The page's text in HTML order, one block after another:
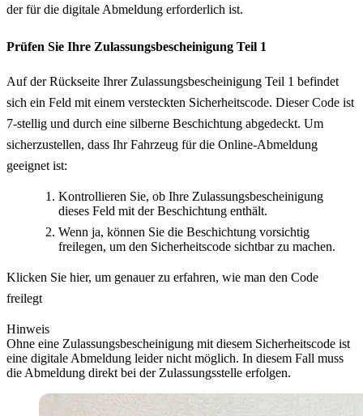
der für die digitale Abmeldung erforderlich ist.
Prüfen Sie Ihre Zulassungsbescheinigung Teil 1
Auf der Rückseite Ihrer Zulassungsbescheinigung Teil 1 befindet
sich ein Feld mit einem versteckten Sicherheitscode. Dieser Code ist
7-stellig und durch eine silberne Beschichtung abgedeckt. Um
sicherzustellen, dass Ihr Fahrzeug für die Online-Abmeldung
geeignet ist:
Kontrollieren Sie, ob Ihre Zulassungsbescheinigung
dieses Feld mit der Beschichtung enthält.
Wenn ja, können Sie die Beschichtung vorsichtig
freilegen, um den Sicherheitscode sichtbar zu machen.
Klicken Sie hier, um genauer zu erfahren, wie man den Code
freilegt
Hinweis
Ohne eine Zulassungsbescheinigung mit diesem Sicherheitscode ist
eine digitale Abmeldung leider nicht möglich. In diesem Fall muss
die Abmeldung direkt bei der Zulassungsstelle erfolgen.